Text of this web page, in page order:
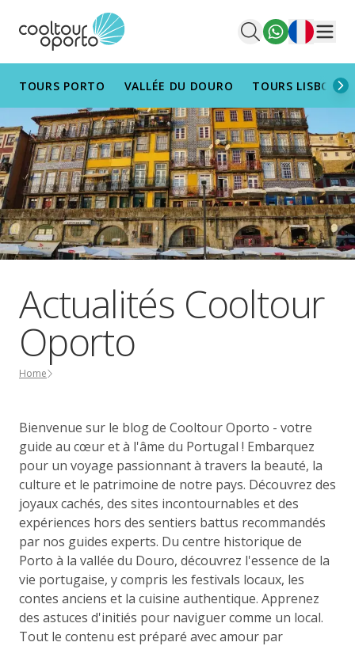
Français
TOURS PORTO VALLÉE DU DOURO TOURS
Actualités Cooltour
Oporto
Home
Bienvenue sur le blog de Cooltour Oporto - votre
guide au cœur et à l'âme du Portugal ! Embarquez
pour un voyage passionnant à travers la beauté, la
culture et le patrimoine de notre pays. Découvrez des
joyaux cachés, des sites incontournables et des
expériences hors des sentiers battus recommandés
par nos guides experts. Du centre historique de
Porto à la vallée du Douro, découvrez l'essence de la
vie portugaise, y compris les festivals locaux, les
contes anciens et la cuisine authentique. Apprenez
des astuces d'initiés pour naviguer comme un local.
Tout le contenu est préparé avec amour par